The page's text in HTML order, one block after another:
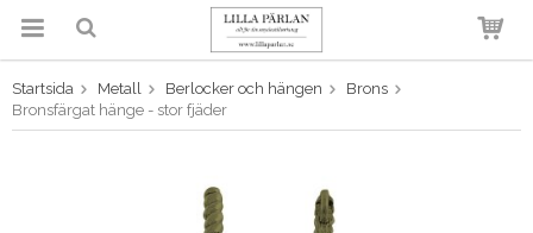
Produkten har blivit tillagd i
varukorgen
Startsida Metall Berlocker och hängen
Brons
Bronsfärgat hänge - stor fjäder